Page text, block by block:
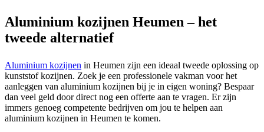
Aluminium kozijnen Heumen – het
tweede alternatief
Aluminium kozijnen in Heumen zijn een ideaal tweede oplossing op
kunststof kozijnen. Zoek je een professionele vakman voor het
aanleggen van aluminium kozijnen bij je in eigen woning? Bespaar
dan veel geld door direct nog een offerte aan te vragen. Er zijn
immers genoeg competente bedrijven om jou te helpen aan
aluminium kozijnen in Heumen te komen.